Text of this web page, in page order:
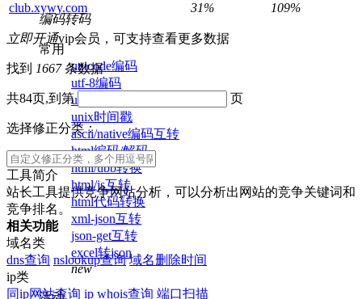
编码转码
常用
unicode编码
utf-8编码
url编码/解码
unix时间戳
ascii/native编码互转
html编码/解码
html/ubb转换
html/js互转
html代码转换
xml-json互转
json-get互转
excel转json
new
club.xywy.com
31% 109%
立即开通vip会员，可支持查看更多数据
找到 1667条数据
共84页,到第 页
选择修正分类：
工具简介
站长工具提供竞争网站分析，可以分析出网站的竞争关键词和
竞争排名。
相关功能
域名类
dns查询 nslookup查询 域名删除时间
ip类
同ip网站查询 ip whois查询 端口扫描